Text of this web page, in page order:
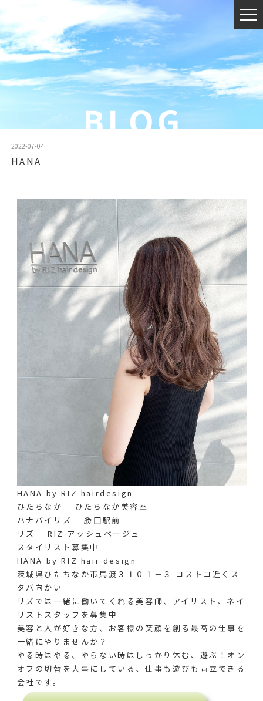
2022-07-04
HANA
HANA by RIZ hairdesign
ひたちなか ひたちなか美容室
ハナバイリズ 勝田駅前
リズ RIZ アッシュベージュ
スタイリスト募集中
HANA by RIZ hair design
茨城県ひたちなか市馬渡３１０１－３ コストコ近くス
タバ向かい
リズでは一緒に働いてくれる美容師、アイリスト、ネイ
リストスタッフを募集中
美容と人が好きな方、お客様の笑顔を創る最高の仕事を
一緒にやりませんか？
やる時はやる、やらない時はしっかり休む、遊ぶ！オン
オフの切替を大事にしている、仕事も遊びも両立できる
会社です。